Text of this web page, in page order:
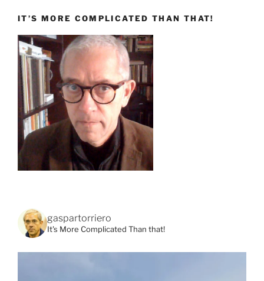
IT’S MORE COMPLICATED THAN THAT!
gaspartorriero
It's More Complicated Than that!